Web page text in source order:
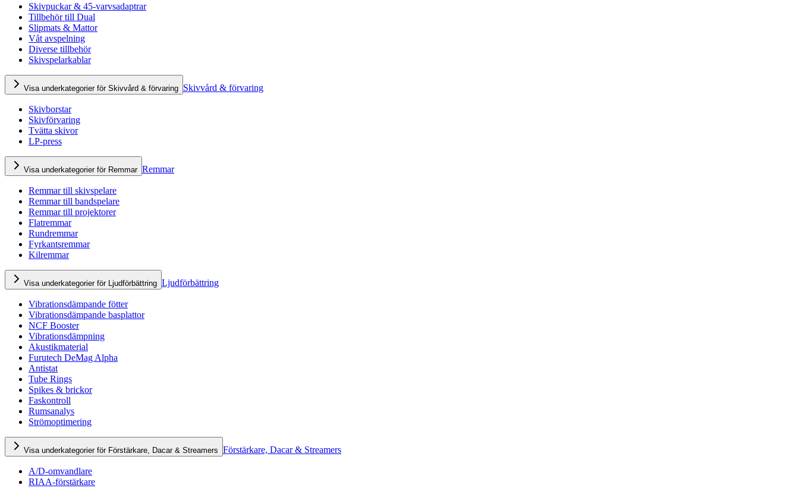
Skivpuckar & 45-varvsadaptrar
Tillbehör till Dual
Slipmats & Mattor
Våt avspelning
Diverse tillbehör
Skivspelarkablar
Visa underkategorier för Skivvård & förvaring Skivvård & förvaring
Skivborstar
Skivförvaring
Tvätta skivor
LP-press
Visa underkategorier för Remmar Remmar
Remmar till skivspelare
Remmar till bandspelare
Remmar till projektorer
Flatremmar
Rundremmar
Fyrkantsremmar
Kilremmar
Visa underkategorier för Ljudförbättring Ljudförbättring
Vibrationsdämpande fötter
Vibrationsdämpande basplattor
NCF Booster
Vibrationsdämpning
Akustikmaterial
Furutech DeMag Alpha
Antistat
Tube Rings
Spikes & brickor
Faskontroll
Rumsanalys
Strömoptimering
Visa underkategorier för Förstärkare, Dacar & Streamers Förstärkare, Dacar & Streamers
A/D-omvandlare
RIAA-förstärkare